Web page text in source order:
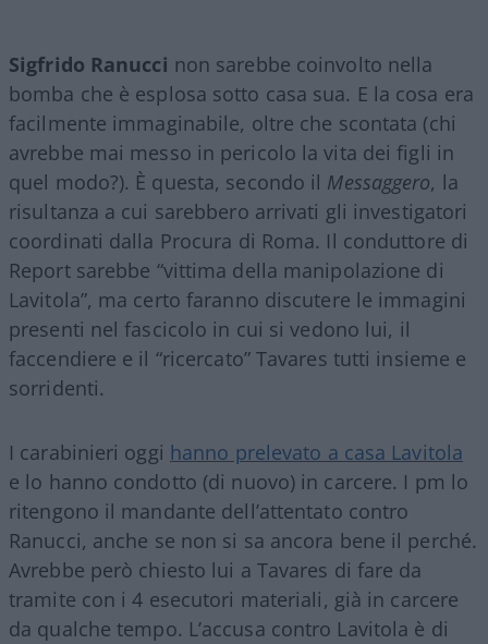
Sigfrido Ranucci non sarebbe coinvolto nella
bomba che è esplosa sotto casa sua. E la cosa era
facilmente immaginabile, oltre che scontata (chi
avrebbe mai messo in pericolo la vita dei figli in
quel modo?). È questa, secondo il Messaggero, la
risultanza a cui sarebbero arrivati gli investigatori
coordinati dalla Procura di Roma. Il conduttore di
Report sarebbe “vittima della manipolazione di
Lavitola”, ma certo faranno discutere le immagini
presenti nel fascicolo in cui si vedono lui, il
faccendiere e il “ricercato” Tavares tutti insieme e
sorridenti.
I carabinieri oggi hanno prelevato a casa Lavitola
e lo hanno condotto (di nuovo) in carcere. I pm lo
ritengono il mandante dell’attentato contro
Ranucci, anche se non si sa ancora bene il perché.
Avrebbe però chiesto lui a Tavares di fare da
tramite con i 4 esecutori materiali, già in carcere
da qualche tempo. L’accusa contro Lavitola è di